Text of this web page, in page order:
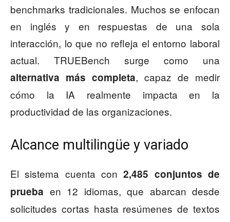
benchmarks tradicionales. Muchos se enfocan
en inglés y en respuestas de una sola
interacción, lo que no refleja el entorno laboral
actual. TRUEBench surge como una
alternativa más completa, capaz de medir
cómo la IA realmente impacta en la
productividad de las organizaciones.
Alcance multilingüe y variado
El sistema cuenta con2,485 conjuntos de
prueba en 12 idiomas, que abarcan desde
solicitudes cortas hasta resúmenes de textos